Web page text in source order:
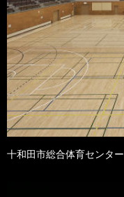
十和田市総合体育センター